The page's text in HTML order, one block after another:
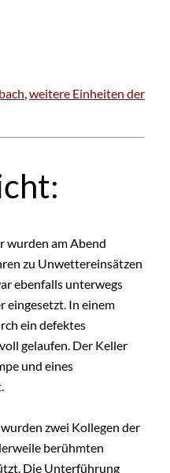
,weitere Einheiten der
wurden am Abend
zu Unwettereinsätzen
ebenfalls unterwegs
eingesetzt. In einem
ein defektes
gelaufen. Der Keller
und eines
zwei Kollegen der
berühmten
Die Unterführung